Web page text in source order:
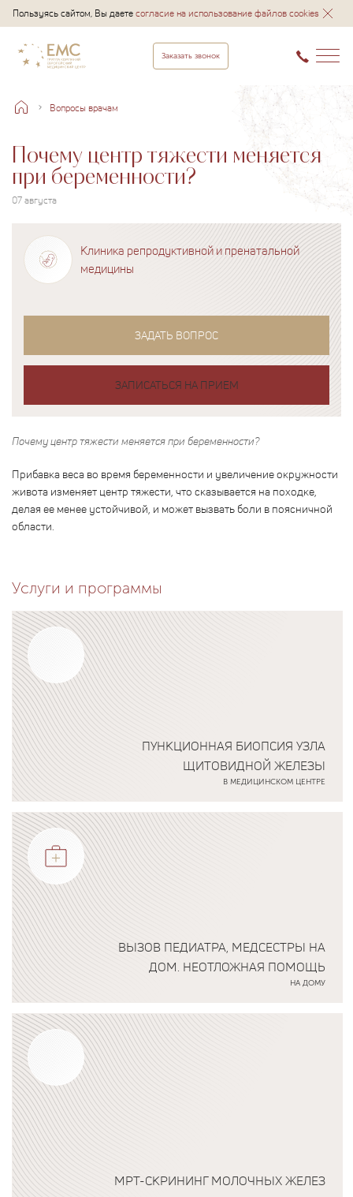
Пользуясь сайтом, Вы даетесогласие на использование файлов cookies
Заказать звонок
Вопросы врачам
Почему центр тяжести меняется
при беременности?
07 августа
Клиника репродуктивной и пренатальной
медицины
ЗАДАТЬ ВОПРОС
ЗАПИСАТЬСЯ НА ПРИЕМ
Почему центр тяжести меняется при беременности?
Прибавка веса во время беременности и увеличение окружности
живота изменяет центр тяжести, что сказывается на походке,
делая ее менее устойчивой, и может вызвать боли в поясничной
области.
Услуги и программы
ПУНКЦИОННАЯ БИОПСИЯ УЗЛА
ЩИТОВИДНОЙ ЖЕЛЕЗЫ
В МЕДИЦИНСКОМ ЦЕНТРЕ
Подробнее о программе
ВЫЗОВ ПЕДИАТРА, МЕДСЕСТРЫ НА
ДОМ. НЕОТЛОЖНАЯ ПОМОЩЬ
НА ДОМУ
Подробнее о программе
МРТ-СКРИНИНГ МОЛОЧНЫХ ЖЕЛЕЗ